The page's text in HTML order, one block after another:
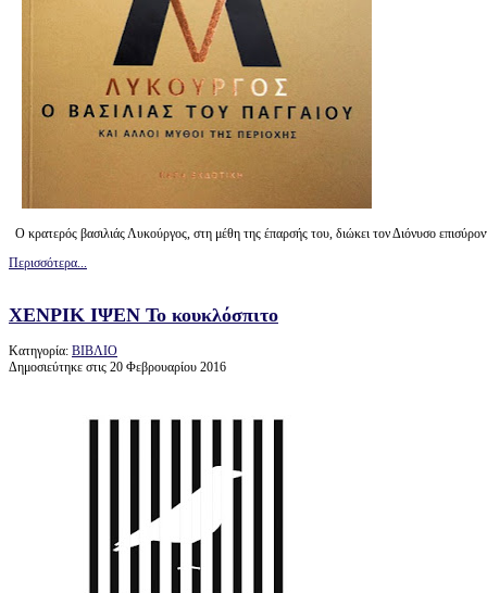
Ο κρατερός βασιλιάς Λυκούργος, στη μέθη της έπαρσής του, διώκει τον Διόνυσο
Περισσότερα...
ΧΕΝΡΙΚ ΙΨΕΝ Το κουκλόσπιτο
Κατηγορία: ΒΙΒΛΙΟ
Δημοσιεύτηκε στις 20 Φεβρουαρίου 2016